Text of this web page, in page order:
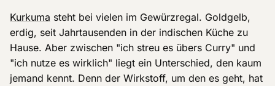
Kurkuma steht bei vielen im Gewürzregal. Goldgelb,
erdig, seit Jahrtausenden in der indischen Küche zu
Hause. Aber zwischen "ich streu es übers Curry" und
"ich nutze es wirklich" liegt ein Unterschied, den kaum
jemand kennt. Denn der Wirkstoff, um den es geht, hat